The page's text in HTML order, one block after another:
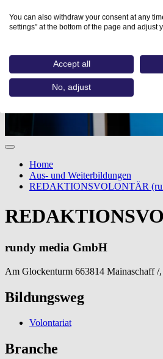
Home
Aus- und Weiterbildungen
REDAKTIONSVOLONTÄR
rundy media GmbH
Am Glockenturm 663814 Mainaschaff /
Bildungsweg
Volontariat
Branche
You can also withdraw your consent at any
settings” at the bottom of the page and adjust
Accept all
No, adjust